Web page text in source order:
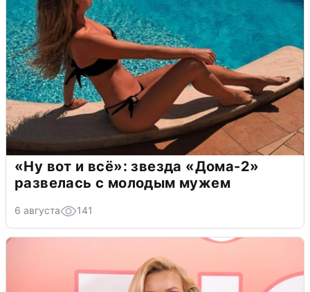
«Ну вот и всё»: звезда «Дома-2»
развелась с молодым мужем
6 августа 141